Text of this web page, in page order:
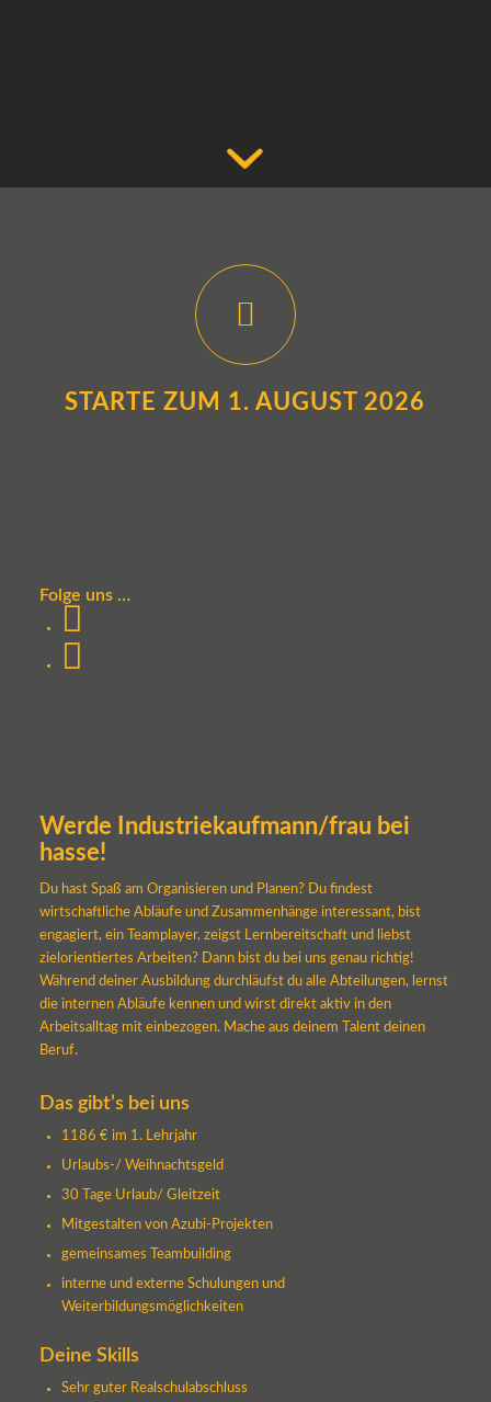
STARTE ZUM 1. AUGUST 2026
Folge uns …
Werde Industriekaufmann/frau bei
hasse!
Du hast Spaß am Organisieren und Planen? Du findest
wirtschaftliche Abläufe und Zusammenhänge interessant, bist
engagiert, ein Teamplayer, zeigst Lernbereitschaft und liebst
zielorientiertes Arbeiten? Dann bist du bei uns genau richtig!
Während deiner Ausbildung durchläufst du alle Abteilungen, lernst
die internen Abläufe kennen und wirst direkt aktiv in den
Arbeitsalltag mit einbezogen. Mache aus deinem Talent deinen
Beruf.
Das gibt’s bei uns
1186 € im 1. Lehrjahr
Urlaubs-/ Weihnachtsgeld
30 Tage Urlaub/ Gleitzeit
Mitgestalten von Azubi-Projekten
gemeinsames Teambuilding
interne und externe Schulungen und
Weiterbildungsmöglichkeiten
Deine Skills
Sehr guter Realschulabschluss